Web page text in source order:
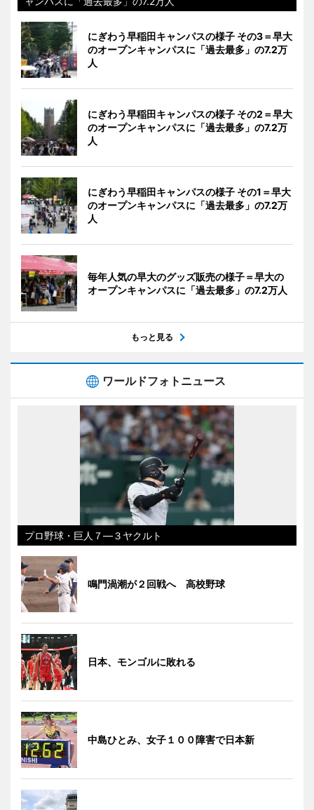
にぎわう早稲田キャンパスの様子 その3＝早大
のオープンキャンパスに「過去最多」の7.2万
人
にぎわう早稲田キャンパスの様子 その2＝早大
のオープンキャンパスに「過去最多」の7.2万
人
にぎわう早稲田キャンパスの様子 その1＝早大
のオープンキャンパスに「過去最多」の7.2万
人
毎年人気の早大のグッズ販売の様子＝早大の
オープンキャンパスに「過去最多」の7.2万人
もっと見る
ワールドフォトニュース
プロ野球・巨人７―３ヤクルト
鳴門渦潮が２回戦へ 高校野球
日本、モンゴルに敗れる
中島ひとみ、女子１００障害で日本新